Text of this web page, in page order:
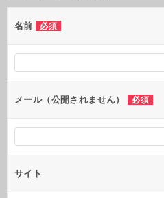
名前 必須
メール（公開されません） 必須
サイト